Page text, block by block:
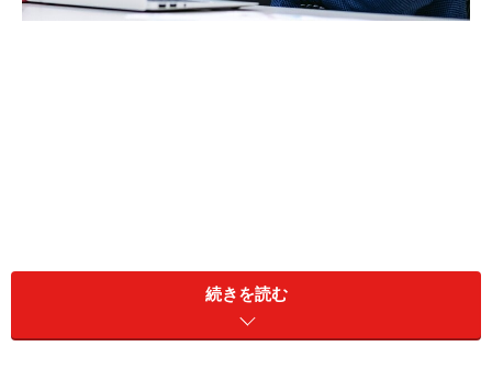
言葉遣いに不快感を抱く人は意外に多い
続きを読む